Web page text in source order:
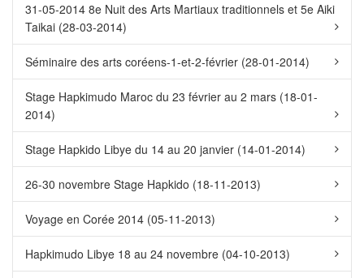
31-05-2014 8e Nuit des Arts Martiaux traditionnels et 5e Aiki
Taikai (28-03-2014)
Séminaire des arts coréens-1-et-2-février (28-01-2014)
Stage Hapkimudo Maroc du 23 février au 2 mars (18-01-
2014)
Stage Hapkido Libye du 14 au 20 janvier (14-01-2014)
26-30 novembre Stage Hapkido (18-11-2013)
Voyage en Corée 2014 (05-11-2013)
Hapkimudo Libye 18 au 24 novembre (04-10-2013)